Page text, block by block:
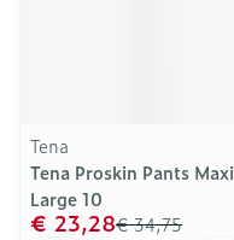
Tena
Tena Proskin Pants Maxi
Large 10
€ 34,75
€ 23,28